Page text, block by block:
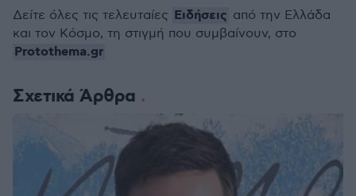
Σχετικά Άρθρα
Δείτε όλες τις τελευταίες Ειδήσεις από την Ελλάδα
και τον Κόσμο, τη στιγμή που συμβαίνουν, στο
Protothema.gr